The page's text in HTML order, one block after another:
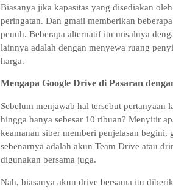
Biasanya jika kapasitas yang disediakan
peringatan. Dan gmail memberikan
penuh. Beberapa alternatif itu misalnya
lainnya adalah dengan menyewa ruang
harga.
Mengapa Google Drive di Pasaran
Sebelum menjawab hal tersebut pertanyaan
hingga hanya sebesar 10 ribuan? Menyitir
keamanan siber memberi penjelasan
sebenarnya adalah akun Team Drive atau
digunakan bersama juga.
Nah, biasanya akun drive bersama itu